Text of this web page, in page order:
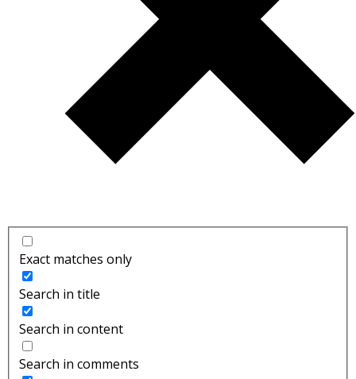
Exact matches only
Search in title
Search in content
Search in comments